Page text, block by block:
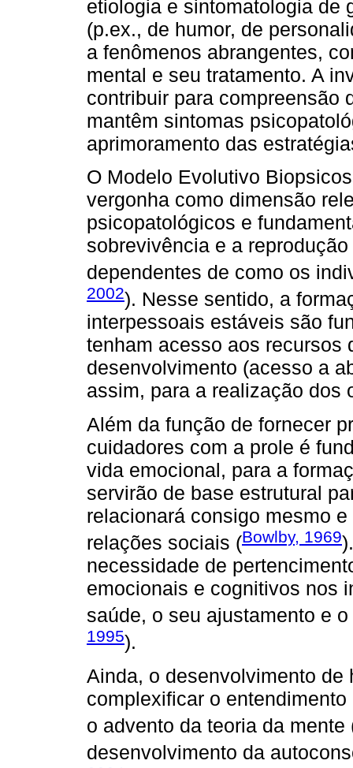
etiologia e sintomatologia de
(p.ex., de humor, de
a fenômenos abrangentes,
mental e seu tratamento. A
contribuir para compreensão
mantêm sintomas
aprimoramento das
O Modelo Evolutivo
vergonha como dimensão
psicopatológicos e
sobrevivência e a
dependentes de como os
2002). Nesse sentido, a
interpessoais estáveis são
tenham acesso aos recursos
desenvolvimento (acesso a
assim, para a realização dos
Além da função de fornecer
cuidadores com a prole é
vida emocional, para a
servirão de base estrutural
relacionará consigo mesmo
relações sociais (Bowlby, 1969
necessidade de
emocionais e cognitivos nos
saúde, o seu ajustamento e
1995).
Ainda, o desenvolvimento
complexificar o
o advento da teoria da mente
desenvolvimento da